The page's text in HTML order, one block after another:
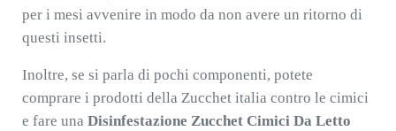
per i mesi avvenire in modo da non avere un ritorno di
questi insetti.
Inoltre, se si parla di pochi componenti, potete
comprare i prodotti della Zucchet italia contro le cimici
e fare una Disinfestazione Zucchet Cimici Da Letto